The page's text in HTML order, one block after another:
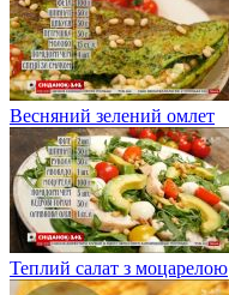
Весняний зелений омлет
Теплий салат з моцарелою